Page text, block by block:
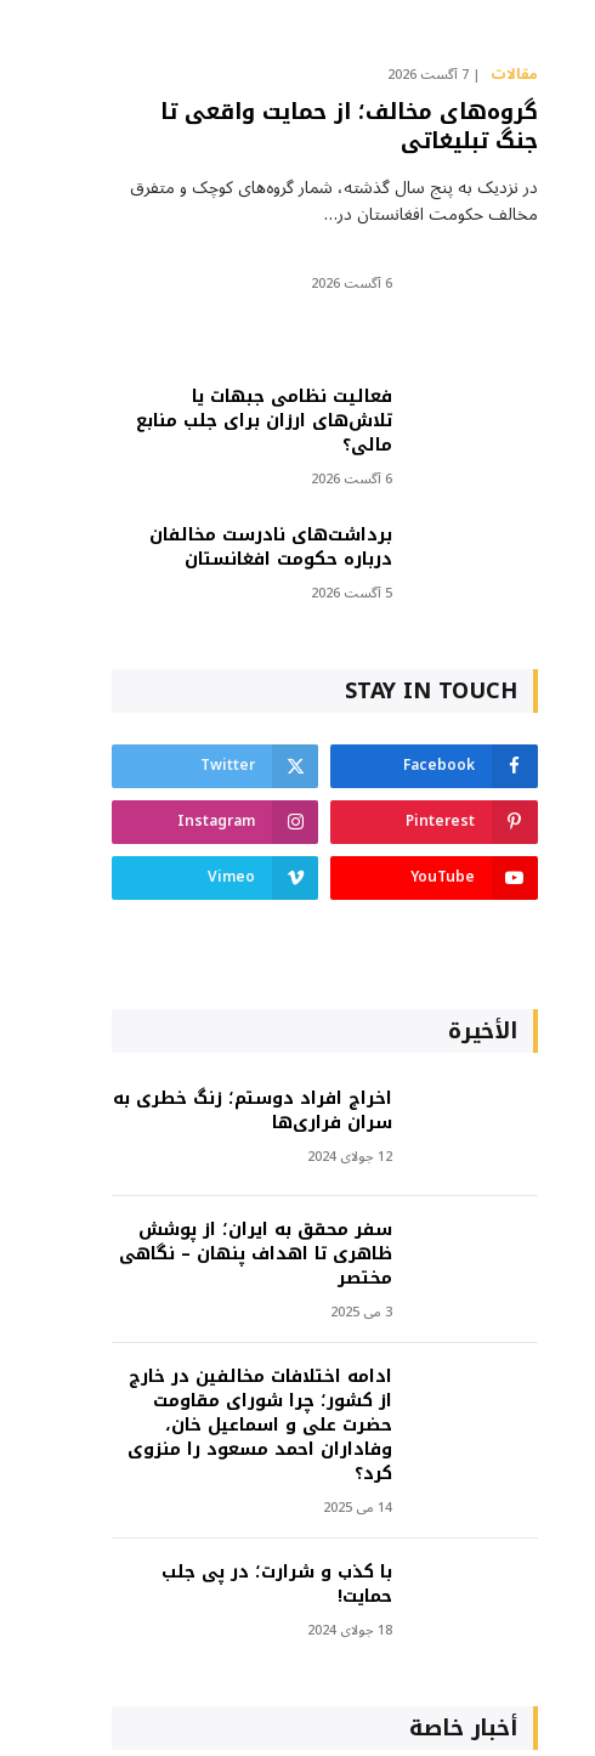
مقالات 7 آگست 2026
گروه‌های مخالف؛ از حمایت واقعی تا
جنگ تبلیغاتی
در نزدیک به پنج سال گذشته، شمار گروه‌های کوچک و متفرق
مخالف حکومت افغانستان در…
6 آگست 2026
فعالیت نظامی جبهات یا
تلاش‌های ارزان برای جلب منابع
مالی؟
6 آگست 2026
برداشت‌های نادرست مخالفان
درباره حکومت افغانستان
5 آگست 2026
STAY IN TOUCH
Facebook
Twitter
Pinterest
Instagram
YouTube
Vimeo
الأخيرة
اخراج افراد دوستم؛ زنگ خطری به
سران فراری‌ها
12 جولای 2024
سفر محقق به ایران؛ از پوشش
ظاهری تا اهداف پنهان – نگاهی
مختصر
3 می 2025
ادامه اختلافات مخالفین در خارج
از کشور؛ چرا شورای مقاومت
حضرت علی و اسماعیل خان،
وفاداران احمد مسعود را منزوی
کرد؟
14 می 2025
با کذب و شرارت؛ در پی جلب
حمایت!
18 جولای 2024
أخبار خاصة